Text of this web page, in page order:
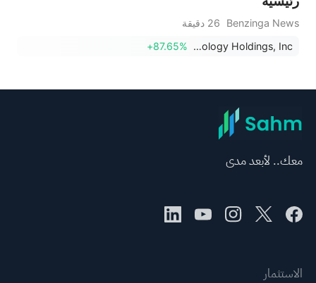
Benzinga News
26 دقيقة
Creative Medical Technology Holdings, Inc.
+87.65%
معك.. لأبعد مدى
الاستثمار